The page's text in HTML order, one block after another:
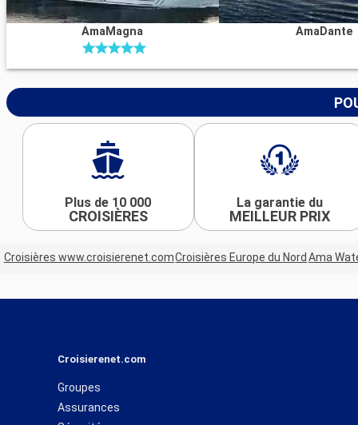
AmaMagna AmaDante
Plus de 10 000
CROISIÈRES
La garantie du
MEILLEUR PRIX
Croisières www.croisierenet.comCroisières Europe du Nord Ama
Croisierenet.com
Groupes
Assurances